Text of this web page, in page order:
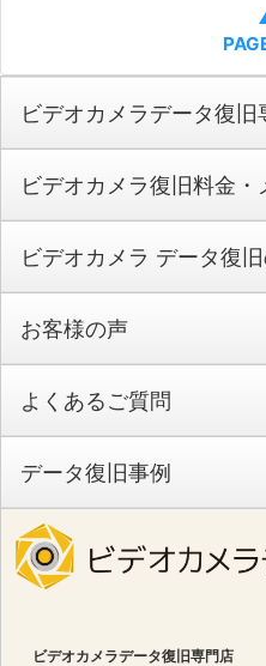
ビデオカメラデータ復旧
ビデオカメラ復旧料金・
ビデオカメラ データ復
お客様の声
よくあるご質問
データ復旧事例
ビデオカメラデータ復旧専門店